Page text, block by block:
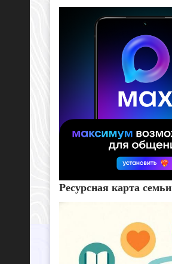
Ресурсная карта семьи